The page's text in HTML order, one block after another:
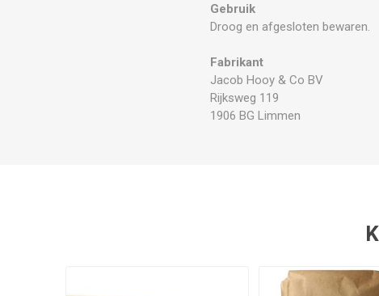
Gebruik
Droog en afgesloten bewaren.
Fabrikant
Jacob Hooy & Co BV
Rijksweg 119
1906 BG Limmen